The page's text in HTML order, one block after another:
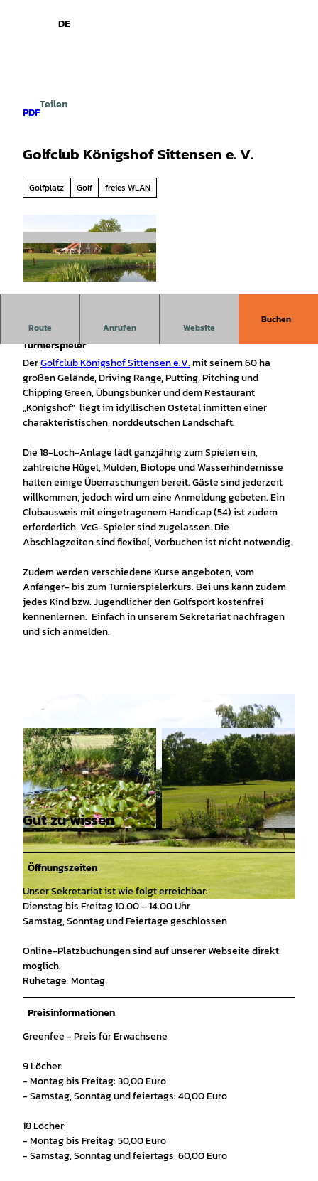
Gebärdensprache
DE
PDF
Teilen
Golfclub Königshof Sittensen e. V.
Golfplatz Golf freies WLAN
Route Anrufen Website
Buchen
60 ha großer Golfplatz mit 18-Loch-Anlage für Anfänger bis
Turnierspieler
DerGolfclub Königshof Sittensen e.V.mit seinem 60 ha
großen Gelände, Driving Range, Putting, Pitching und
Chipping Green, Übungsbunker und dem Restaurant
„Königshof“ liegt im idyllischen Ostetal inmitten einer
charakteristischen, norddeutschen Landschaft.
Die 18-Loch-Anlage lädt ganzjährig zum Spielen ein,
zahlreiche Hügel, Mulden, Biotope und Wasserhindernisse
halten einige Überraschungen bereit. Gäste sind jederzeit
willkommen, jedoch wird um eine Anmeldung gebeten. Ein
Clubausweis mit eingetragenem Handicap (54) ist zudem
erforderlich. VcG-Spieler sind zugelassen. Die
Abschlagzeiten sind flexibel, Vorbuchen ist nicht notwendig.
Zudem werden verschiedene Kurse angeboten, vom
Anfänger- bis zum Turnierspielerkurs. Bei uns kann zudem
jedes Kind bzw. Jugendlicher den Golfsport kostenfrei
kennenlernen. Einfach in unserem Sekretariat nachfragen
und sich anmelden.
© Golfclub Königshof Sittensen , Janine-Kim Lindhorst | CC-BY
© Golfclub Königshof Sittensen, Janine-Kim Li
ndhorst |CC-BY
© Golfclub Königshof Sittensen, Janine-Kim Li
ndhorst |CC-BY
Gut zu wissen
Öffnungszeiten
Unser Sekretariat ist wie folgt erreichbar:
Dienstag bis Freitag 10.00 – 14.00 Uhr
Samstag, Sonntag und Feiertage geschlossen
Online-Platzbuchungen sind auf unserer Webseite direkt
möglich.
Ruhetage: Montag
Preisinformationen
Greenfee - Preis für Erwachsene
9 Löcher:
- Montag bis Freitag: 30,00 Euro
- Samstag, Sonntag und feiertags: 40,00 Euro
18 Löcher:
- Montag bis Freitag: 50,00 Euro
- Samstag, Sonntag und feiertags: 60,00 Euro